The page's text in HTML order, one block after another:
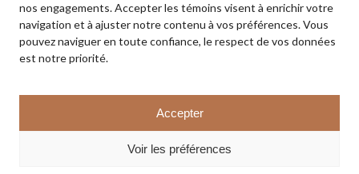
nos engagements. Accepter les témoins visent à enrichir votre
navigation et à ajuster notre contenu à vos préférences. Vous
pouvez naviguer en toute confiance, le respect de vos données
est notre priorité.
Accepter
Voir les préférences
Sous-total: 0,00$
VOIR LE PANIER
Retours et remboursements
Politique de confidentialité
Contact
© 2026 PLANÈTE CYCLE & SKI. Tous droits réservés.